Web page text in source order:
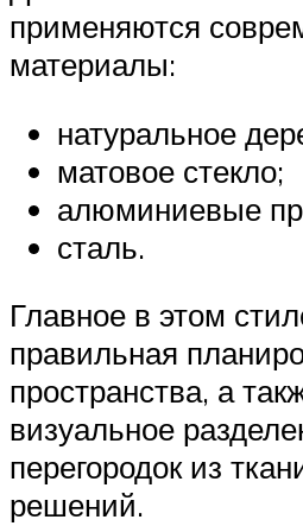
применяются
материалы:
натуральное
матовое стекло;
алюминиевые
сталь.
Главное в этом
правильная
пространства, а
визуальное
перегородок из
решений.